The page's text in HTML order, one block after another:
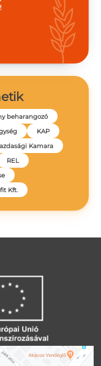
beharangozó
KAP
Kamara
REL
Kft.